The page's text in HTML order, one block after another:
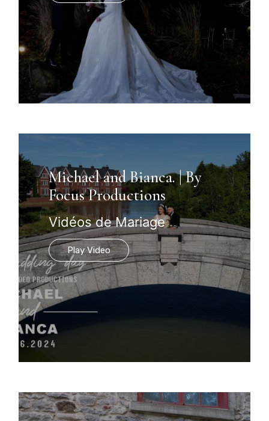
Michael and Bianca. | By
Focus Productions
Vidéos de Mariage
Play Video